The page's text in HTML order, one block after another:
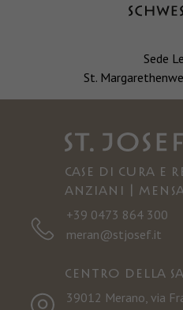
Sede
St.
Case di cura e
anziani |
+39 0473 864 300
meran@stjosef.it
Centro della
39012 Merano, via